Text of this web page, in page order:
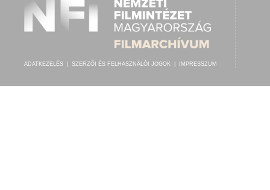
ADATKEZELÉS SZERZŐI ÉS FELHASZNÁLÓI JOGOK IMPRESSZUM